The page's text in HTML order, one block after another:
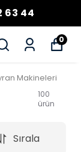
63 44
0
Makineleri
100
ürün
Sırala